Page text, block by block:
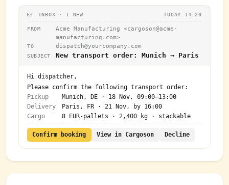
INBOX · 1 NEW TODAY 14:20
FROM Acme Manufacturing <cargoson@acme-
manufacturing.com>
TO dispatch@yourcompany.com
SUBJECT New transport order: Munich → Paris
Hi dispatcher,
Please confirm the following transport order:
Pickup
Munich, DE · 18 Nov, 09:00–13:00
Delivery
Paris, FR · 21 Nov, by 16:00
Cargo
8 EUR-pallets · 2,400 kg · stackable
Confirm booking View in Cargoson Decline